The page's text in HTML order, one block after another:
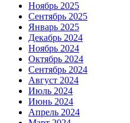
Ноябрь 2025
Сентябрь 2025
Январь 2025
Декабрь 2024
Ноябрь 2024
Октябрь 2024
Сентябрь 2024
Август 2024
Июль 2024
Июнь 2024
Апрель 2024